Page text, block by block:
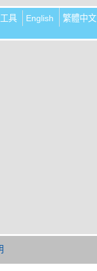
工具 English 繁體中文